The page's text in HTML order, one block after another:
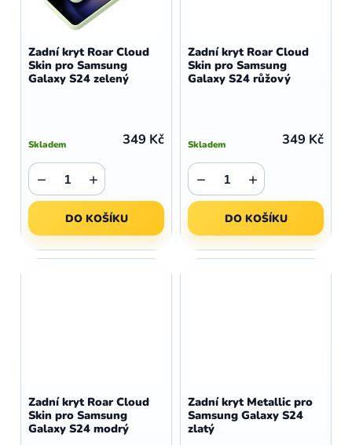
Zadní kryt Roar Cloud
Skin pro Samsung
Galaxy S24 zelený
Skladem 349 Kč
+
−
DO KOŠÍKU
Zadní kryt Roar Cloud
Skin pro Samsung
Galaxy S24 růžový
Skladem 349 Kč
+
−
DO KOŠÍKU
Zadní kryt Roar Cloud
Skin pro Samsung
Galaxy S24 modrý
Zadní kryt Metallic pro
Samsung Galaxy S24
zlatý